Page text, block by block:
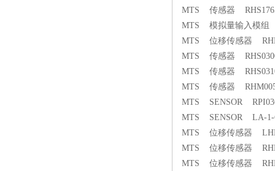
MTS 传感器
MTS 模拟量输入模组
MTS 位移传感器
MTS 传感器
MTS 传感器
MTS 传感器
MTS SENSOR
MTS SENSOR LA-1-
MTS 位移传感器
MTS 位移传感器
MTS 位移传感器